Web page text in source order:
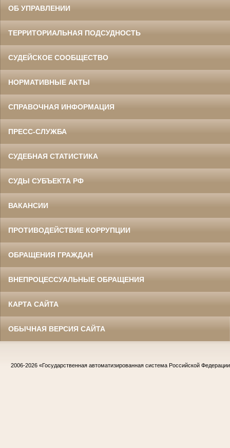
ОБ УПРАВЛЕНИИ
ТЕРРИТОРИАЛЬНАЯ ПОДСУДНОСТЬ
СУДЕЙСКОЕ СООБЩЕСТВО
НОРМАТИВНЫЕ АКТЫ
СПРАВОЧНАЯ ИНФОРМАЦИЯ
ПРЕСС-СЛУЖБА
СУДЕБНАЯ СТАТИСТИКА
СУДЫ СУБЪЕКТА РФ
ВАКАНСИИ
ПРОТИВОДЕЙСТВИЕ КОРРУПЦИИ
ОБРАЩЕНИЯ ГРАЖДАН
ВНЕПРОЦЕССУАЛЬНЫЕ ОБРАЩЕНИЯ
КАРТА САЙТА
ОБЫЧНАЯ ВЕРСИЯ САЙТА
2006-2026 «Государственная автоматизированная система Российской